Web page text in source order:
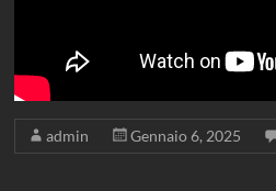
admin Gennaio 6, 2025